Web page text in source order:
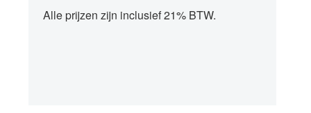
Alle prijzen zijn inclusief 21% BTW.